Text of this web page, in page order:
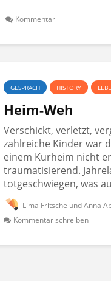
Kommentar
GESPRÄCH HISTORY
Heim-Weh
Verschickt, verletzt,
zahlreiche Kinder war
einem Kurheim nicht
traumatisierend.
totgeschwiegen, was
Lima Fritsche und Anna
Kommentar schreiben